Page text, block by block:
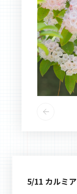
5/11 カルミア